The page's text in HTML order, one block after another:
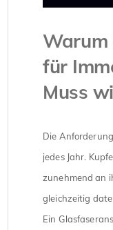
Warum
für
Muss
Die
jedes Jahr.
zunehmend an
gleichzeitig
Ein